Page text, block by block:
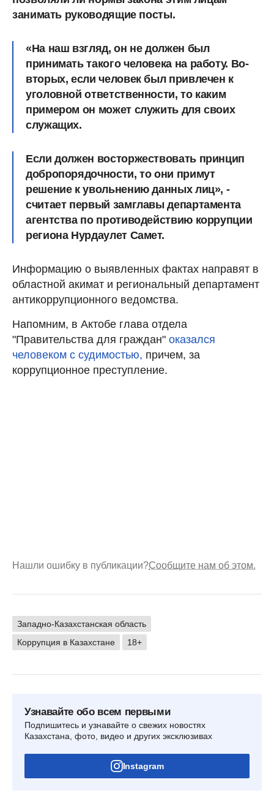
занимать руководящие посты.
«На наш взгляд, он не должен был
принимать такого человека на работу. Во-
вторых, если человек был привлечен к
уголовной ответственности, то каким
примером он может служить для своих
служащих.
Если должен восторжествовать принцип
добропорядочности, то они примут
решение к увольнению данных лиц», -
считает первый замглавы департамента
агентства по противодействию коррупции
региона Нурдаулет Самет.
Информацию о выявленных фактах направят в
областной акимат и региональный департамент
антикоррупционного ведомства.
Напомним, в Актобе глава отдела
"Правительства для граждан" оказался
человеком с судимостью, причем, за
коррупционное преступление.
Нашли ошибку в публикации?Сообщите нам об этом.
Западно-Казахстанская область
Коррупция в Казахстане
18+
Узнавайте обо всем первыми
Подпишитесь и узнавайте о свежих новостях
Казахстана, фото, видео и других эксклюзивах
Instagram